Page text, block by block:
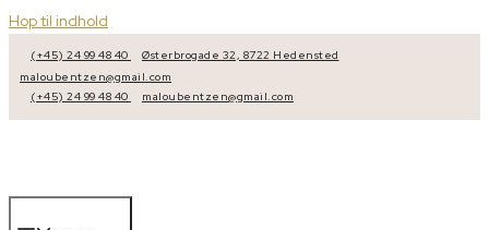
Hop til indhold
(+45) 24 99 48 40
Østerbrogade 32, 8722 Hedensted
maloubentzen@gmail.com
(+45) 24 99 48 40
maloubentzen@gmail.com